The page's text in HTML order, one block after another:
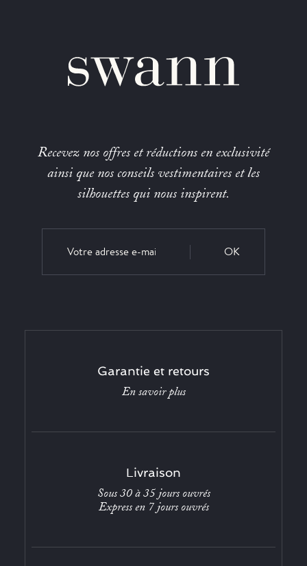
Recevez nos offres et réductions en exclusivité
ainsi que nos conseils vestimentaires et les
silhouettes qui nous inspirent.
OK
Garantie et retours
En savoir plus
Livraison
Sous 30 à 35 jours ouvrés
Express en 7 jours ouvrés